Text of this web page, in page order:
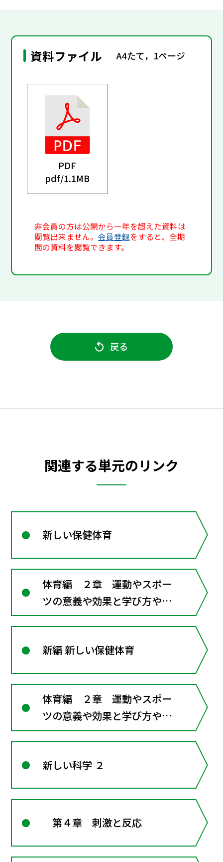
資料ファイル A4たて，1ページ
PDF
pdf/1.1MB
非会員の方は公開から一年を超えた資料は
閲覧出来ません。会員登録をすると、全期
間の資料を閲覧できます。
戻る
関連する単元のリンク
新しい保健体育
体育編 ２章 運動やスポー
ツの意義や効果と学び方や安
全な行い方
新編 新しい保健体育
体育編 ２章 運動やスポー
ツの意義や効果と学び方や安
全な行い方
新しい科学 ２
第４章 刺激と反応